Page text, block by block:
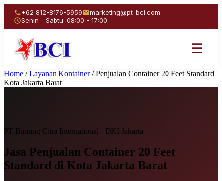
+62 812-8176-5959
marketing@pt-bci.com
Senin - Sabtu: 08:00 - 17:00
☰
Home / Layanan Kontainer / Penjualan Container 20 Feet Standard
Kota Jakarta Barat
PT Bintang Citra International - DKI Jakarta
Jasa Penjualan Container 20 Feet
Standard di Kota Jakarta Barat